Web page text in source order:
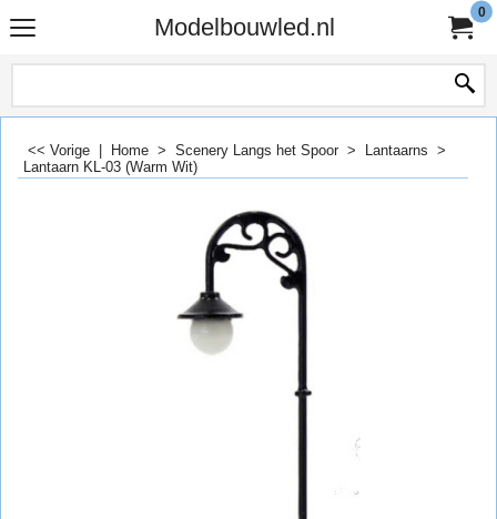
Modelbouwled.nl
0
<< Vorige Home > Scenery Langs het Spoor > Lantaarns >
Lantaarn KL-03 (Warm Wit)